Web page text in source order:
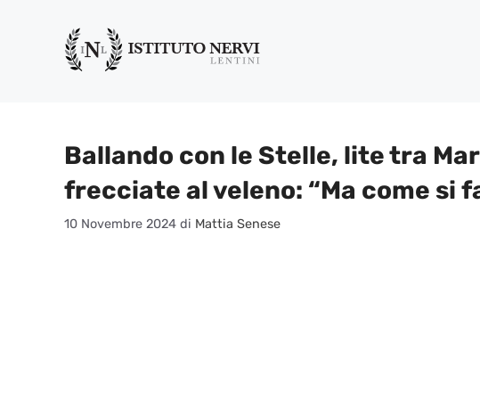
contenuto
Ballando con le Stelle, lite tra
frecciate al veleno: “Ma come si
10 Novembre 2024 di Mattia Senese